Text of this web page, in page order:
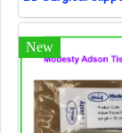
New